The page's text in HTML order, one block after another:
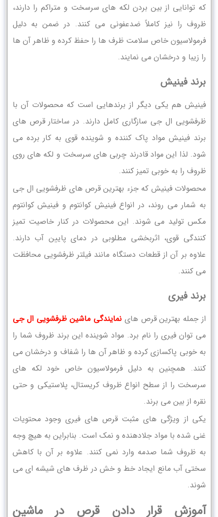
که توانایی از بین بردن لکه ‌های سرسخت و متراکم را دارند،
ظروف را نیز کاملاً ضدعفونی می ‌کنند. در ضمن به دلیل
فرمولاسیون خاص سلامت ظرف ‌ها را حفظ کرده و ظاهر آن ها
را زیبا و درخشان می‌ نمایند.
برند فینیش
فینیش هم یکی دیگر از برندهایی است که محصولات آن با
ظرفشویی ال جی سازگاری کامل دارند. در ساختار قرص ‌های
برند فینیش مواد پاک کننده و شوینده قوی به کار برده می
‌شود. لذا این مواد قادرند چربی ‌های سرسخت و لکه ‌های روی
ظروف را به خوبی تمیز کنند.
محصولات فینیش که جزء بهترین قرص های ظرفشویی ال جی
به شمار می ‌روند، در انواع فینیش کوانتوم و فینیش کوانتوم
مکس تولید می‌ شوند. این محصولات در کنار خاصیت تمیز
کنندگی قوی، اثربخشی مطلوبی در دمای پایین آب دارند.
علاوه بر آن از قطعات دستگاه مانند فیلتر ظرفشویی محافظت
می ‌کنند.
برند فیری
از جمله بهترین قرص هاینمایندگی ماشین ظرفشویی ال جی
می توان فیری را نام برد. مواد شوینده این برند ظروف شما را
به خوبی پاکسازی کرده و ظاهر آن ها را شفاف و درخشان می‌
کنند. همچنین به دلیل فرمولاسیون خاص خود لکه ‌های
سرسخت را از سطح انواع ظروف کریستال، پلاستیکی و حتی
نقره از بین می‌ برند.
یکی از ویژگی ‌های مثبت قرص ‌های فیری وجود محتویات
غنی شده با مواد جلادهنده و نمک است. بنابراین به هیچ وجه
به ظروف شما صدمه وارد نمی‌ کنند. علاوه بر آن با کاهش
سختی آب مانع ایجاد خط و خش در ظرف ‌های شیشه ‌ای می‌
شوند.
آموزش قرار دادن قرص در ماشین